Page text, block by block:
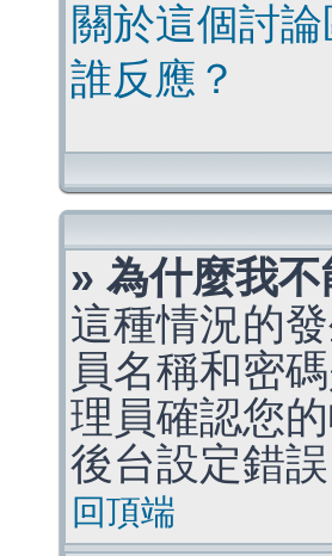
關於這個討
誰反應？
» 為什麼我不
這種情況的
員名稱和密
理員確認您
後台設定錯
回頂端